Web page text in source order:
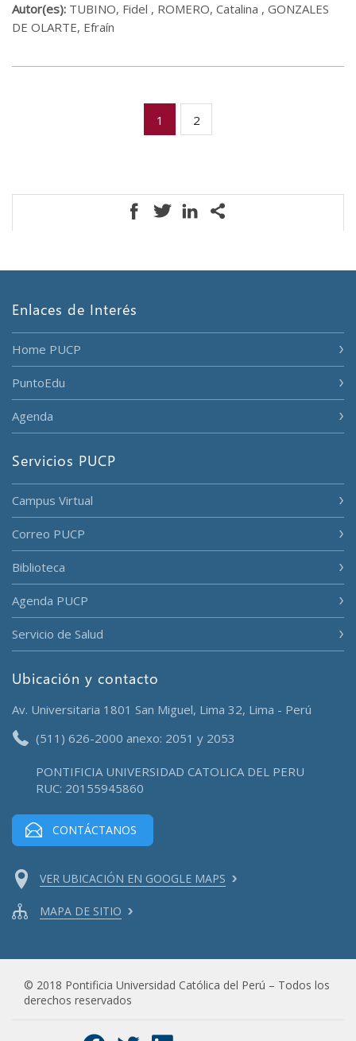
Autor(es): TUBINO, Fidel , ROMERO, Catalina , GONZALES
DE OLARTE, Efraín
1 2
Enlaces de Interés
Home PUCP
PuntoEdu
Agenda
Servicios PUCP
Campus Virtual
Correo PUCP
Biblioteca
Agenda PUCP
Servicio de Salud
Ubicación y contacto
Av. Universitaria 1801 San Miguel, Lima 32, Lima - Perú
(511) 626-2000 anexo: 2051 y 2053
PONTIFICIA UNIVERSIDAD CATOLICA DEL PERU
RUC: 20155945860
CONTÁCTANOS
VER UBICACIÓN EN GOOGLE MAPS
MAPA DE SITIO
© 2018 Pontificia Universidad Católica del Perú – Todos los
derechos reservados